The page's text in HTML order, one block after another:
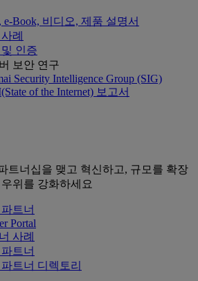
e-Book, 비디오, 제품 설명서
례
인증
보안 연구
Security Intelligence Group (SIG)
of the Internet) 보고서
트너십을 맺고 혁신하고, 규모를 확장
위를 강화하세요
트너
Portal
사례
트너
트너 디렉토리